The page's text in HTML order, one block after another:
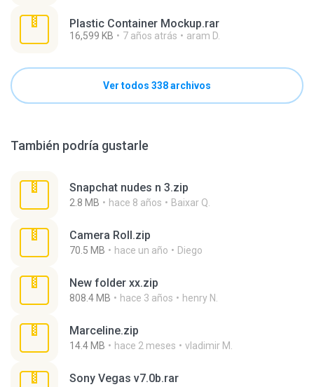
Plastic Container Mockup.rar
16,599 KB 7 años atrás aram D.
Ver todos 338 archivos
También podría gustarle
Snapchat nudes n 3.zip
2.8 MB hace 8 años Baixar Q.
Camera Roll.zip
70.5 MB hace un año Diego
New folder xx.zip
808.4 MB hace 3 años henry N.
Marceline.zip
14.4 MB hace 2 meses vladimir M.
Sony Vegas v7.0b.rar